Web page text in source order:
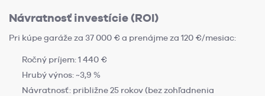
Návratnosť investície (ROI)
Pri kúpe garáže za 37 000 € a prenájme za 120 €/mesiac:
Ročný príjem: 1 440 €
Hrubý výnos: ~3,9 %
Návratnosť: približne 25 rokov (bez zohľadnenia